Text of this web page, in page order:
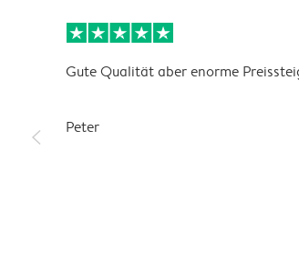
slim_arrow_left
Gute Qualität aber enorme
Peter